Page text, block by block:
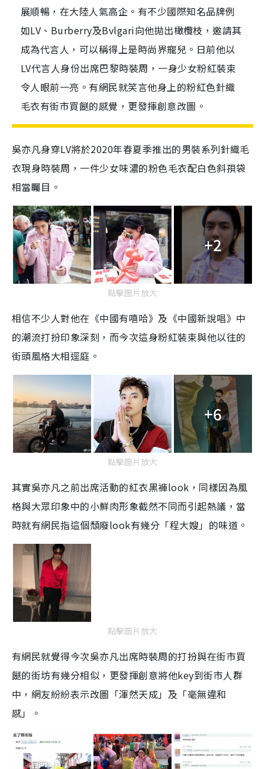
展順暢，在大陸人氣高企。有不少國際知名品牌例
如LV、Burberry及Bvlgari向他拋出橄欖枝，邀請其
成為代言人，可以稱得上是時尚界寵兒。日前他以
LV代言人身份出席巴黎時裝周，一身少女粉紅裝束
令人眼前一亮。有網民就笑言他身上的粉紅色針織
毛衣有街市買餸的感覺，更發揮創意改圖。
吳亦凡身穿LV將於2020年春夏季推出的男裝系列針織毛
衣現身時裝周，一件少女味濃的粉色毛衣配白色斜孭袋
相當矚目。
+2
點擊圖片放大
相信不少人對他在《中國有嘻哈》及《中國新說唱》中
的潮流打扮印象深刻，而今次這身粉紅裝束與他以往的
街頭風格大相逕庭。
+6
點擊圖片放大
其實吳亦凡之前出席活動的紅衣黑褲look，同樣因為風
格與大眾印象中的小鮮肉形象截然不同而引起熱議，當
時就有網民指這個頹廢look有幾分「程大嫂」的味道。
點擊圖片放大
有網民就覺得今次吳亦凡出席時裝周的打扮與在街市買
餸的街坊有幾分相似，更發揮創意將他key到街市人群
中，網友紛紛表示改圖「渾然天成」及「毫無違和
感」。